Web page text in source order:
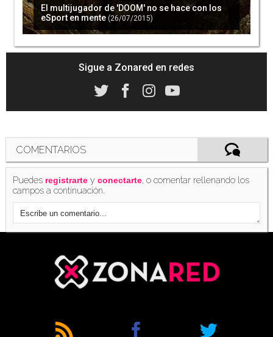
El multijugador de 'DOOM' no se hace con los
eSport en mente (26/07/2015)
Sigue a Zonared en redes
COMENTARIOS
Puedes registrarte yconectarte, o comentar rellenando los
campos a continuación.